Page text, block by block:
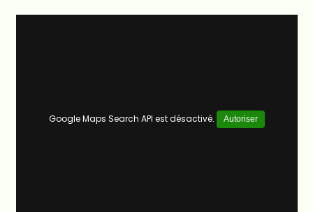
Google Maps Search API est désactivé. Autoriser